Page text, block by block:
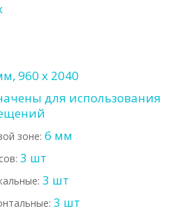
960 х 2040
для использования
зоне: 6 мм
3 шт
3 шт
3 шт